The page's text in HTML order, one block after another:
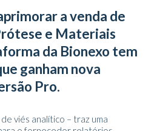
a venda de
e Materiais
da Bionexo tem
ganham nova
Pro.
de viés analítico – traz uma